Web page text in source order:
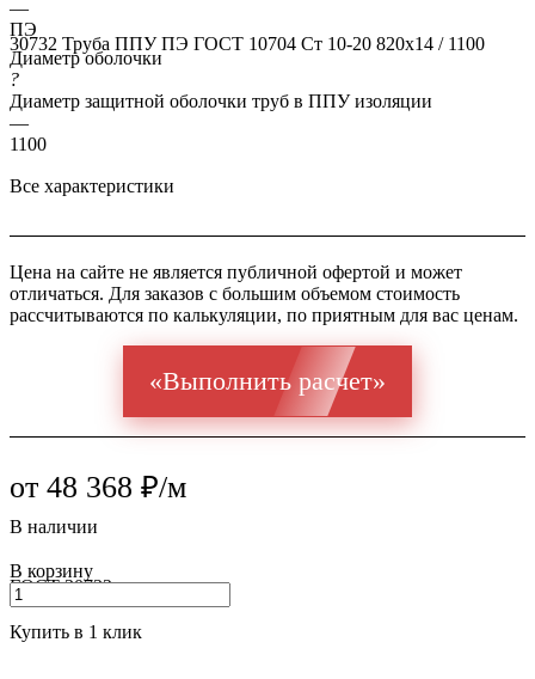
30732 Труба ППУ ПЭ ГОСТ 10704 Ст 10-20 820x14 / 1100
ГОСТ 30732
—
ПЭ
Диаметр оболочки
?
Диаметр защитной оболочки труб в ППУ изоляции
—
1100
Все характеристики
Цена на сайте не является публичной офертой и может
отличаться. Для заказов с большим объемом стоимость
рассчитываются по калькуляции, по приятным для вас ценам.
«Выполнить расчет»
от 48 368 ₽/м
В наличии
В корзину
Купить в 1 клик